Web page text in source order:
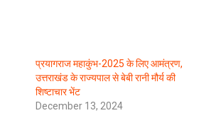
प्रयागराज महाकुंभ-2025 के लिए आमंत्रण,
उत्तराखंड के राज्यपाल से बेबी रानी मौर्य की
शिष्टाचार भेंट
December 13, 2024